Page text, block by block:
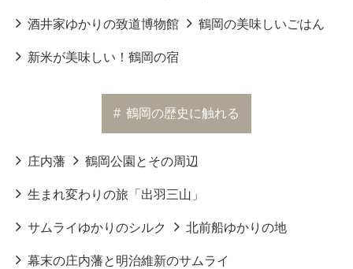
酒井家ゆかりの致道博物館 鶴岡の美味しいごはん
新米が美味しい！鶴岡の宿
# 鶴岡の歴史に触れる
庄内藩 鶴岡公園とその周辺
生まれ変わりの旅「出羽三山」
サムライゆかりのシルク 北前船ゆかりの地
幕末の庄内藩と明治維新のサムライ